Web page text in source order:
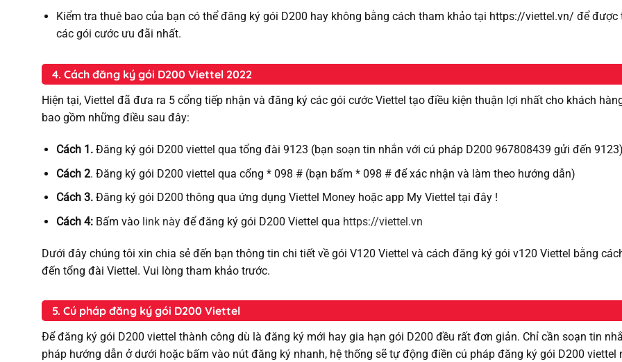
Kiểm tra thuê bao của bạn có thể đăng ký gói D200 hay không bằng cách tham khảo tại https://viettel.vn/ để được
các gói cước ưu đãi nhất.
4. Cách đăng ký gói D200 Viettel 2022
Hiện tại, Viettel đã đưa ra 5 cổng tiếp nhận và đăng ký các gói cước Viettel tạo điều kiện thuận lợi nhất cho khách
bao gồm những điều sau đây:
Cách 1. Đăng ký gói D200 viettel qua tổng đài 9123 (bạn soạn tin nhắn với cú pháp D200 967808439 gửi đến 9123)
Cách 2. Đăng ký gói D200 viettel qua cổng * 098 # (bạn bấm * 098 # để xác nhận và làm theo hướng dẫn)
Cách 3. Đăng ký gói D200 thông qua ứng dụng Viettel Money hoặc app My Viettel tại đây !
Cách 4: Bấm vào link này để đăng ký gói D200 Viettel qua https://viettel.vn
Dưới đây chúng tôi xin chia sẻ đến bạn thông tin chi tiết về gói V120 Viettel và cách đăng ký gói v120 Viettel bằng
đến tổng đài Viettel. Vui lòng tham khảo trước.
5. Cú pháp đăng ký gói D200 Viettel
Để đăng ký gói D200 viettel thành công dù là đăng ký mới hay gia hạn gói D200 đều rất đơn giản. Chỉ cần soạn tin
pháp hướng dẫn ở dưới hoặc bấm vào nút đăng ký nhanh, hệ thống sẽ tự động điền cú pháp đăng ký gói D200 viettel